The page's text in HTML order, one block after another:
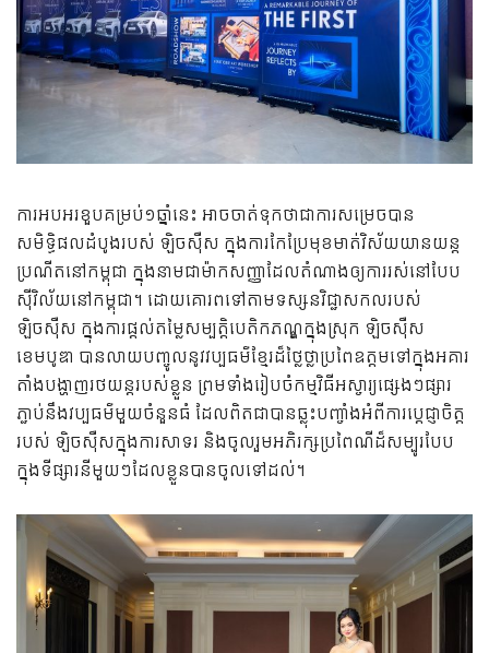
ការអបអរខួបគម្រប់១ឆ្នាំនេះ អាចចាត់ទុកថាជាការសម្រេចបាន
សមិទ្ធិផលដំបូងរបស់ ឡិចស៊ឺស ក្នុងការកែប្រែមុខមាត់វិស័យយានយន្ត
ប្រណីតនៅកម្ពុជា ក្នុងនាមជាម៉ាកសញ្ញាដែលតំណាងឲ្យការរស់នៅបែប
ស៊ីវិល័យនៅកម្ពុជា។ ដោយគោរពទៅតាមទស្សនវិជ្ជាសកលរបស់
ឡិចស៊ឺស ក្នុងការផ្ដល់តម្លៃសម្បត្តិបេតិកភណ្ឌក្នុងស្រុក ឡិចស៊ឺស
ខេមបូឌា បានលាយបញ្ចូលនូវវប្បធម៌ខ្មែរដ៏ថ្លៃថ្លាប្រពៃឧត្តមទៅក្នុងអគារ
តាំងបង្ហាញរថយន្តរបស់ខ្លួន ព្រមទាំងរៀបចំកម្មវិធីអស្ចារ្យផ្សេងៗផ្សារ
ភ្ជាប់នឹងវប្បធម៌មួយចំនួនធំ ដែលពិតជាបានឆ្លុះបញ្ចាំង​អំពីការប្ដេជ្ញាចិត្ត
របស់ ឡិចស៊ឺសក្នុងការសាទរ និងចូលរួមអភិរក្សប្រពៃណីដ៏សម្បូរបែប
ក្នុងទីផ្សារនីមួយៗដែលខ្លួនបានចូលទៅដល់។